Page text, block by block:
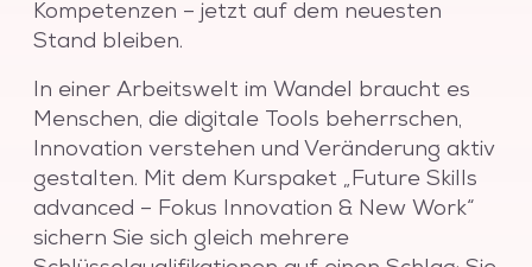
Kompetenzen – jetzt auf dem neuesten
Stand bleiben.
In einer Arbeitswelt im Wandel braucht es
Menschen, die digitale Tools beherrschen,
Innovation verstehen und Veränderung aktiv
gestalten. Mit dem Kurspaket „Future Skills
advanced – Fokus Innovation & New Work“
sichern Sie sich gleich mehrere